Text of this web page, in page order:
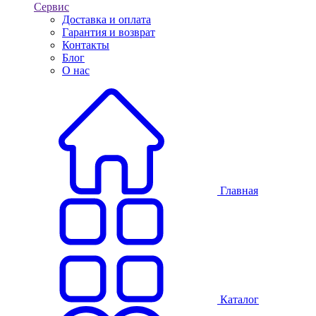
Сервис
Доставка и оплата
Гарантия и возврат
Контакты
Блог
О нас
Главная
Каталог